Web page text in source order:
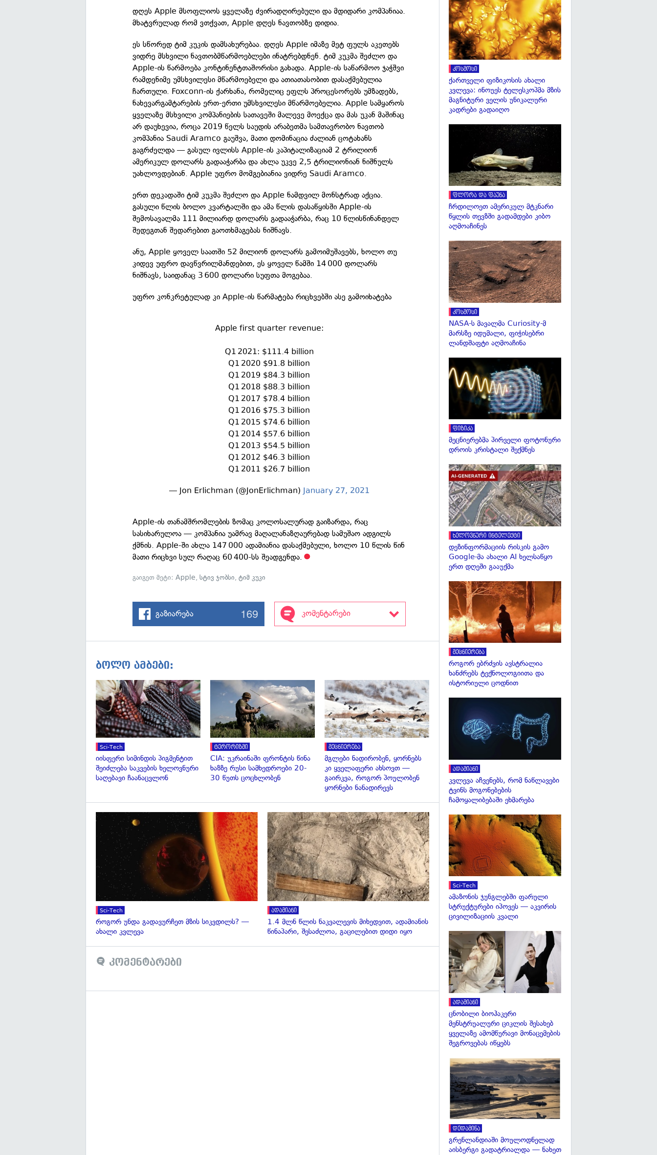
დღეს Apple მსოფლიოს ყველაზე ძვირადღირებული და მდიდარი კომპანიაა.
მხატვრულად რომ ვთქვათ, Apple დღეს ნავთობზე დიდია.
ეს სწორედ ტიმ კუკის დამსახურებაა. დღეს Apple იმაზე მეტ ფულს აკეთებს
ვიდრე მსხვილი ნავთობმწარმოებლები ინატრებდნენ. ტიმ კუკმა შეძლო და
Apple-ის წარმოება კონტინენტთაშორისი გახადა. Apple-ის საწარმოო ჯაჭშვი
რამდენიმე უმსხვილესი მწარმოებელი და ათიათასობით დასაქმებულია
ჩართული. Foxconn-ის ქარხანა, რომელიც ეფლს პროცესორებს უმზადებს,
ნახევარგამტარების ერთ-ერთი უმსხვილესი მწარმოებელია. Apple სამყაროს
ყველაზე მსხვილი კომპანიების სათავეში მალევე მოექცა და მას უკან მაშინაც
არ დაუხევია, როცა 2019 წელს საუდის არაბეთმა სამთავრობო ნავთობ
კომპანია Saudi Aramco გაუშვა, მათი დომინაცია ძალიან ცოტახანს
გაგრძელდა — გასულ ივლისს Apple-ის კაპიტალიზაციამ 2 ტრილიონ
ამერიკულ დოლარს გადააჭარბა და ახლა უკვე 2,5 ტრილიონიან ნიშნულს
უახლოვდებიან. Apple უფრო მომგებიანია ვიდრე Saudi Aramco.
ერთ დეკადაში ტიმ კუკმა შეძლო და Apple ნამდვილ მონსტრად აქცია.
გასული წლის ბოლო კვარტალში და ამა წლის დასაწყისში Apple-ის
შემოსავალმა 111 მილიარდ დოლარს გადააჭარბა, რაც 10 წლისწინანდელ
შედეგთან შედარებით გაოთხმაგებას ნიშნავს.
ანუ, Apple ყოველ საათში 52 მილიონ დოლარს გამოიმუშავებს, ხოლო თუ
კიდევ უფრო დავწვრილმანდებით, ეს ყოველ წამში 14 000 დოლარს
ნიშნავს, საიდანაც 3 600 დოლარი სუფთა მოგებაა.
უფრო კონკრეტულად კი Apple-ის წარმატება რიცხვებში ასე გამოიხატება
Apple first quarter revenue:
Q1 2021: $111.4 billion
Q1 2020 $91.8 billion
Q1 2019 $84.3 billion
Q1 2018 $88.3 billion
Q1 2017 $78.4 billion
Q1 2016 $75.3 billion
Q1 2015 $74.6 billion
Q1 2014 $57.6 billion
Q1 2013 $54.5 billion
Q1 2012 $46.3 billion
Q1 2011 $26.7 billion
— Jon Erlichman (@JonErlichman) January 27, 2021
Apple-ის თანამშრომლების ზომაც კოლოსალურად გაიზარდა, რაც
სასიხარულოა — კომპანია უამრავ მაღალანაზღაურებად სამუშაო ადგილს
ქმნის. Apple-ში ახლა 147 000 ადამიანია დასაქმებული, ხოლო 10 წლის წინ
მათი რიცხვი სულ რაღაც 60 400-სს შეადგენდა.
გაიგეთ მეტი:Apple,სტივ ჯობსი,ტიმ კუკი
გაზიარება 169 კომენტარები
ბოლო ამბები:
Sci-Tech
იისფერი სიმინდის პიგმენტით
შეიძლება საკვების ხელოვნური
საღებავი ჩაანაცვლონ
გადახედვა
ტერორიზმი
CIA: უკრაინაში ფრონტის წინა
ხაზზე რუსი სამხედროები 20-
30 წუთს ცოცხლობენ
მეცნიერება
მგლები ნადირობენ, ყორნებს
კი ყველაფერი ახსოვთ —
გაირკვა, როგორ პოულობენ
ყორნები ნანადირევს
გადახედვა
Sci-Tech
როგორ უნდა გადავურჩეთ მზის სიკვდილს? —
ახალი კვლევა
გადახედვა
ადამიანი
1.4 მლნ წლის ნაკვალევის მიხედვით, ადამიანის
წინაპარი, შესაძლოა, გაცილებით დიდი იყო
კომენტარები
კოსმოსი
ქართველი ფიზიკოსის ახალი
კვლევა: ინოუეს ტელესკოპმა მზის
მაგნიტური ველის უნიკალური
კადრები გადაიღო
ფლორა და ფაუნა
ჩრდილოეთ ამერიკულ მტკნარი
წყლის თევზში გადამდები კიბო
აღმოაჩინეს
კოსმოსი
NASA-ს მავალმა Curiosity-მ
მარსზე იდუმალი, ფიჭისებრი
ლანდშაფტი აღმოაჩინა
ფიზიკა
მეცნიერებმა პირველი ფოტონური
დროის კრისტალი შექმნეს
ხელოვნური ინტელექტი
დეზინფორმაციის რისკის გამო
Google-მა ახალი AI ხელსაწყო
ერთ დღეში გააუქმა
მეცნიერება
როგორ ებრძვის ავსტრალია
ხანძრებს ტექნოლოგიითა და
ისტორიული ცოდნით
ადამიანი
კვლევა აჩვენებს, რომ ნაწლავები
ტვინს მოგონებების
ჩამოყალიბებაში ეხმარება
Sci-Tech
ამაზონის ჯუნგლებში ფარული
სტრუქტურები იპოვეს — აკვირის
ცივილიზაციის კვალი
ადამიანი
ცნობილი ბიოჰაკერი
მენსტრუალური ციკლის შესახებ
ყველაზე ამომწურავი მონაცემების
შეგროვებას იწყებს
დედამიწა
გრენლანდიაში მოულოდნელად
აისბერგი გადატრიალდა — ნახეთ